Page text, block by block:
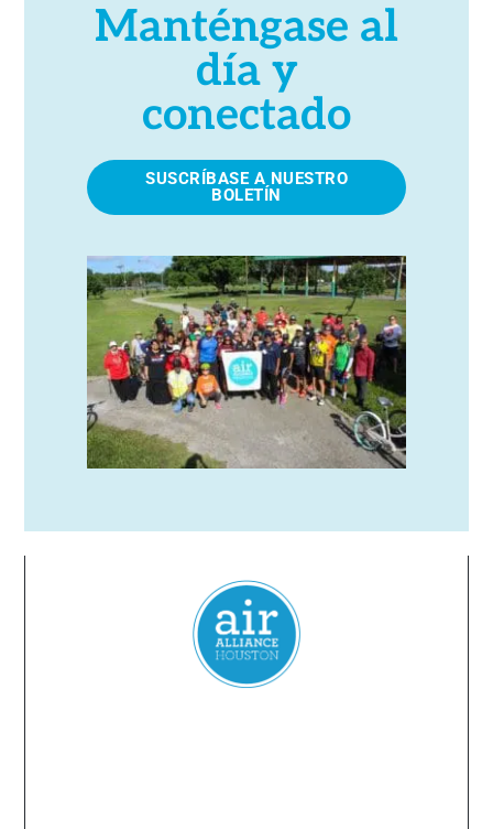
Manténgase al
día y
conectado
SUSCRÍBASE A NUESTRO
BOLETÍN